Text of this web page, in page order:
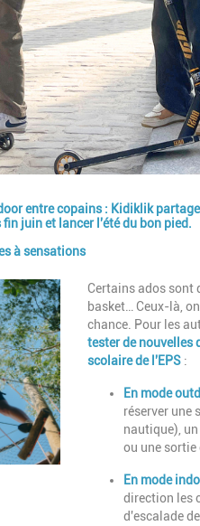
entre copains : Kidiklik
juin et lancer l'été du bon pied.
à sensations
Description
Certains ados sont
basket…
Ceux-là,
chance. Pour les
tester de nouvelles
scolaire de l'EPS :
En mode
réserver une
nautique),
ou une sortie
En mode
direction les
d'escalade